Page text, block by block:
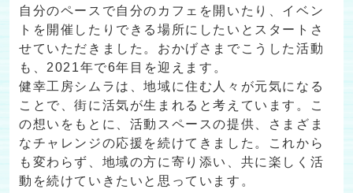
自分のペースで自分のカフェを開いたり、イベン
トを開催したりできる場所にしたいとスタートさ
せていただきました。おかげさまでこうした活動
も、2021年で6年目を迎えます。
健幸工房シムラは、地域に住む人々が元気になる
ことで、街に活気が生まれると考えています。こ
の想いをもとに、活動スペースの提供、さまざま
なチャレンジの応援を続けてきました。これから
も変わらず、地域の方に寄り添い、共に楽しく活
動を続けていきたいと思っています。